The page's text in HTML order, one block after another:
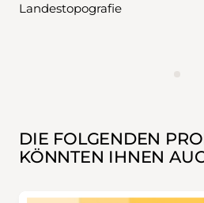
Landestopografie
DIE FOLGENDEN
KÖNNTEN IHNEN